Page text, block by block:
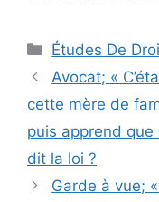
Catégories
Études De
Navigation
des
Avocat; «
cette mère de
puis apprend que
dit la loi ?
Garde à vue;